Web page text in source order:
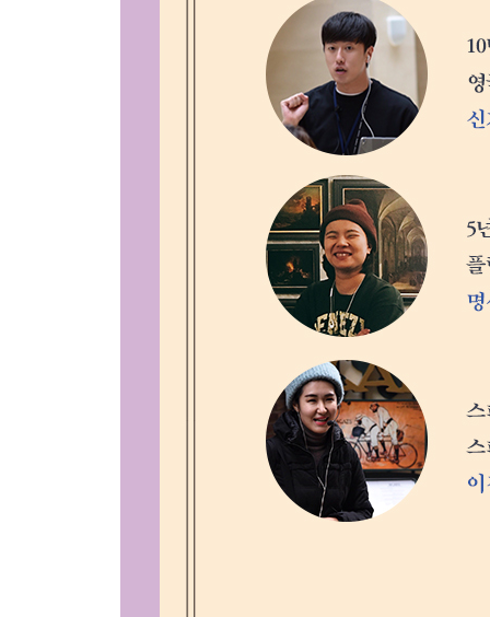
Day 77 오래 산다는 것은 행복일까? [베첼리오 티
Day 78 로맨틱한 웨딩 스냅 [페테르 파울 루벤스 |
Day 79 바로크의 정석 [페테르 파울 루벤스 | 최후
Day 80 빛의 마술사 [페테르 파울 루벤스 | 레우키
Day 81 청년 렘브란트 [렘브란트 반 레인 | 젊은 자
Day 82 천국의 눈물 [렘브란트 반 레인 | 이삭의 희
Day 83 마녀사냥의 전말 [엘리자베타 시라니 | 베
Day 84 거친 야수들에 둘러싸인 다비드처럼 [앙리
Day 85 바이올린을 연주하는 염소 [마르크 샤갈 |
Day 86 나는 나의 현실을 그린다 [프리다 칼로 | 벨
Day 87 코끼리를 사랑한 비둘기 [프리다 칼로 | 단
Day 88 익숙한 것을 거부하다 [르네 마그리트 | 이
Day 89 하늘에서 남자가 비처럼 내려와 [르네 마그
Day 90 신비로운 시의 힘 [르네 마그리트 | 빛의 제